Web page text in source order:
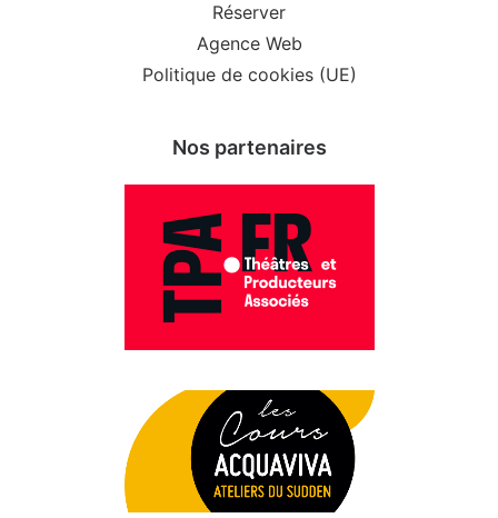
Réserver
Agence Web
Politique de cookies (UE)
Nos partenaires